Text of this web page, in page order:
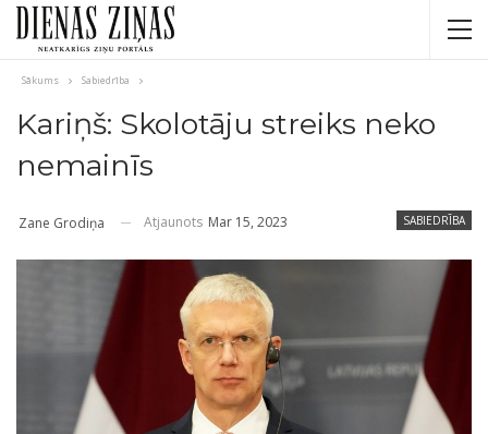
Sākums Sabiedrība
Kariņš: Skolotāju streiks neko
nemainīs
SABIEDRĪBA
Zane Grodiņa Atjaunots Mar 15, 2023